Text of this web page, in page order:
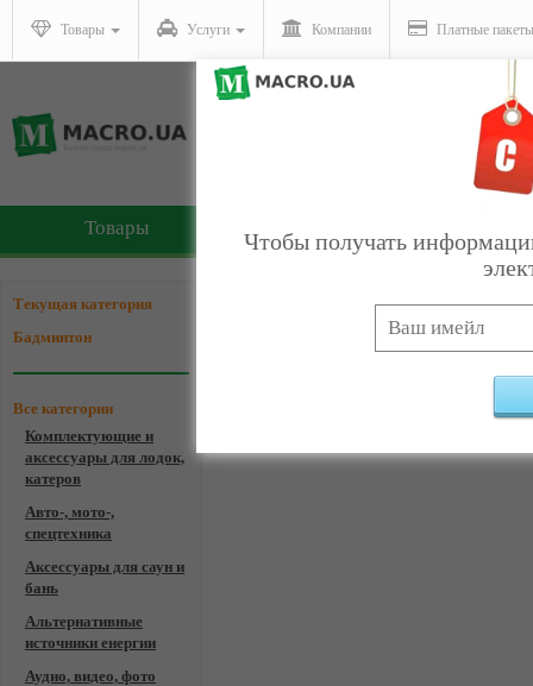
Товары Услуги Компании Платные пакеты
Товары
Текущая категория
Бадминтон
Все категории
Комплектующие и
аксессуары для лодок,
катеров
Авто-, мото-,
спецтехника
Аксессуары для саун и
бань
Альтернативные
источники енергии
Аудио, видео, фото
Компании - Бадминтон
Чтобы получать